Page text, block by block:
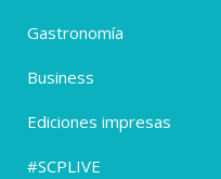
Gastronomía
Business
Ediciones impresas
#SCPLIVE